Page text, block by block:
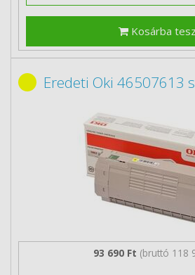
Kosárba tesz
Eredeti Oki 46507613
93 690 Ft (bruttó 118